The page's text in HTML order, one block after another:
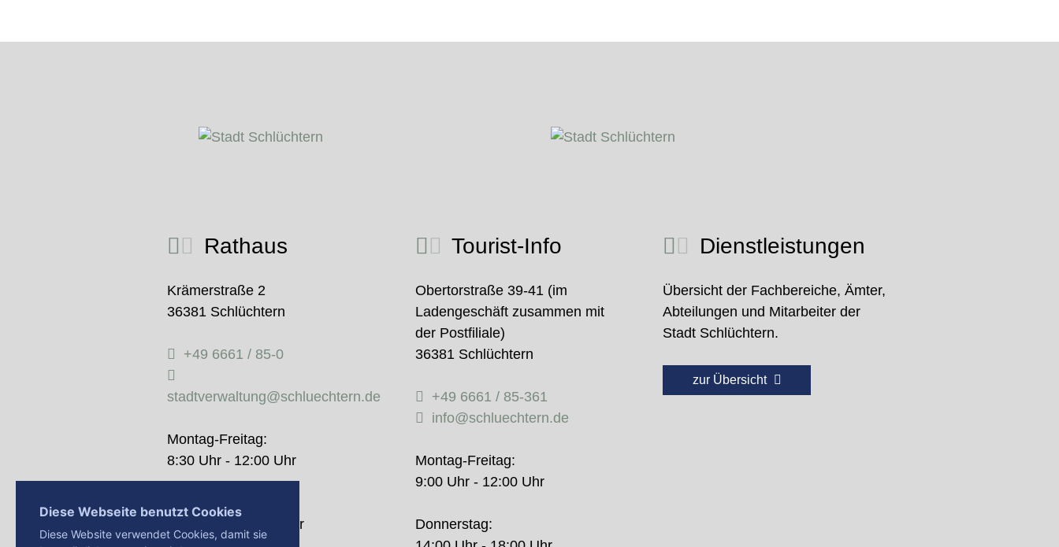
Rathaus
Krämerstraße 2
36381 Schlüchtern
+49 6661 / 85-0
stadtverwaltung@schluechtern.de
Montag-Freitag:
8:30 Uhr - 12:00 Uhr
Donnerstag:
14:00 Uhr - 18:00 Uhr
Tourist-Info
Obertorstraße 39-41 (im
Ladengeschäft zusammen mit
der Postfiliale)
36381 Schlüchtern
+49 6661 / 85-361
info@schluechtern.de
Montag-Freitag:
9:00 Uhr - 12:00 Uhr
Donnerstag:
Dienstleistungen
Übersicht der Fachbereiche, Ämter,
Abteilungen und Mitarbeiter der
Stadt Schlüchtern.
zur Übersicht
Diese Webseite benutzt Cookies
Diese Website verwendet Cookies, damit sie